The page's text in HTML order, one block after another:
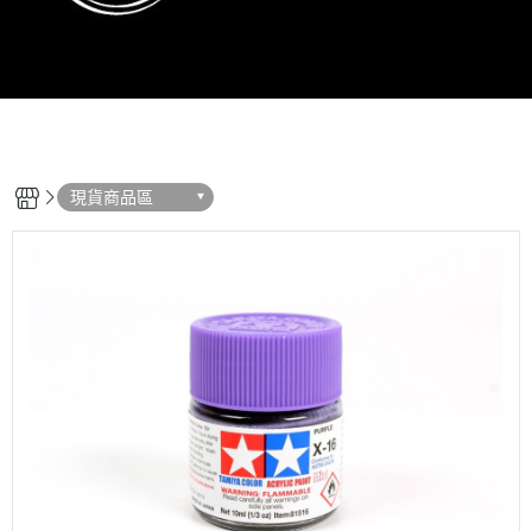
現貨商品區